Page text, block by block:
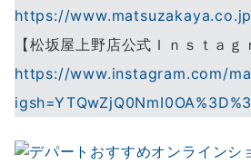
https://
【松坂屋上野店公式Ｉｎｓｔａｇ
https://www.instagram.com/